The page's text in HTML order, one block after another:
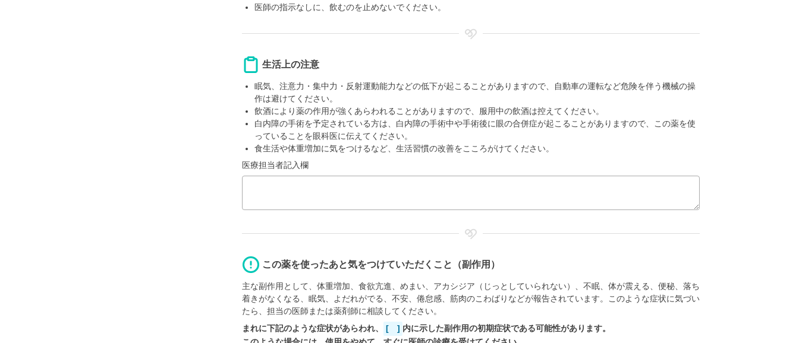
医師の指示なしに、飲むのを止めないでください。
生活上の注意
眠気、注意力・集中力・反射運動能力などの低下が起こることがありますので、自動車の運転など危険を伴う機械の操
作は避けてください。
飲酒により薬の作用が強くあらわれることがありますので、服用中の飲酒は控えてください。
白内障の手術を予定されている方は、白内障の手術中や手術後に眼の合併症が起こることがありますので、この薬を使
っていることを眼科医に伝えてください。
食生活や体重増加に気をつけるなど、生活習慣の改善をこころがけてください。
医療担当者記入欄
この薬を使ったあと気をつけていただくこと（副作用）
主な副作用として、体重増加、食欲亢進、めまい、アカシジア（じっとしていられない）、不眠、体が震える、便秘、落ち
着きがなくなる、眠気、よだれがでる、不安、倦怠感、筋肉のこわばりなどが報告されています。このような症状に気づい
たら、担当の医師または薬剤師に相談してください。
まれに下記のような症状があらわれ、
[ ] 内に示した副作用の初期症状である可能性があります。